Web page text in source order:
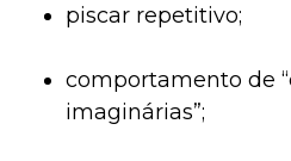
piscar repetitivo;
comportamento de
imaginárias”;